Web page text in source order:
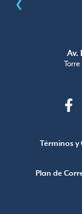
Av.
Términos y
Plan de